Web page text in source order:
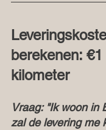
berekenen:
kilometer
Vraag: "Ik woon in
zal de levering me